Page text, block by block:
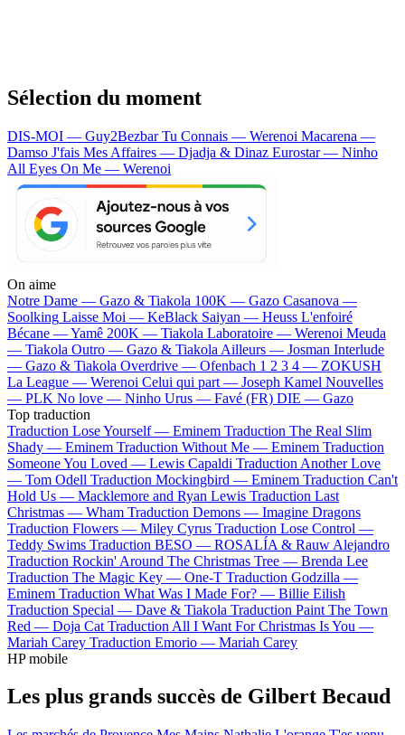
Sélection du moment
DIS-MOI — Guy2BezbarTu Connais — Werenoi Macarena —
Damso J'fais Mes Affaires — Djadja & Dinaz Eurostar — Ninho
All Eyes On Me — Werenoi
On aime
Notre Dame — Gazo & Tiakola 100K — Gazo Casanova —
Soolking Laisse Moi — KeBlack Saiyan — Heuss L'enfoiré
Bécane —Yamê 200K — Tiakola Laboratoire — Werenoi Meuda
— Tiakola Outro — Gazo & Tiakola Ailleurs — Josman Interlude
— Gazo & Tiakola Overdrive — Ofenbach 1 2 3 4 — ZOKUSH
La League — Werenoi Celui qui part — Joseph Kamel Nouvelles
— PLK No love — Ninho Urus — Favé (FR) DIE — Gazo
Top traduction
Traduction Lose Yourself — Eminem Traduction The Real Slim
Shady — Eminem Traduction Without Me — Eminem Traduction
Someone You Loved — Lewis Capaldi Traduction Another Love
— Tom Odell Traduction Mockingbird — Eminem Traduction Can't
Hold Us — Macklemore and Ryan Lewis Traduction Last
Christmas — Wham Traduction Demons — Imagine Dragons
Traduction Flowers — Miley Cyrus Traduction Lose Control —
Teddy Swims Traduction BESO — ROSALÍA & Rauw Alejandro
Traduction Rockin' Around The Christmas Tree — Brenda Lee
Traduction The Magic Key — One-T Traduction Godzilla —
Eminem Traduction What Was I Made For? — Billie Eilish
Traduction Special — Dave & Tiakola Traduction Paint The Town
Red — Doja Cat Traduction All I Want For Christmas Is You —
Mariah Carey Traduction Emorio — Mariah Carey
HP mobile
Les plus grands succès de Gilbert Becaud